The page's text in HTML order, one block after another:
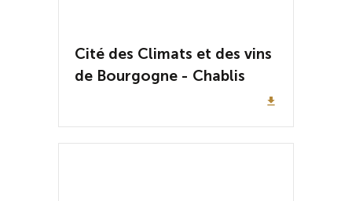
Cité des Climats et des vins
de Bourgogne - Chablis
file_download